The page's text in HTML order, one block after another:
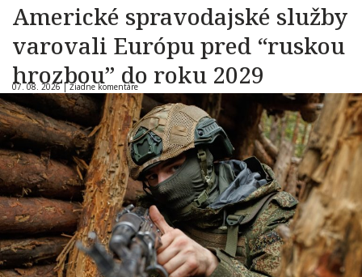
Americké spravodajské služby
varovali Európu pred “ruskou
hrozbou” do roku 2029
07. 08. 2026 |Žiadne komentáre